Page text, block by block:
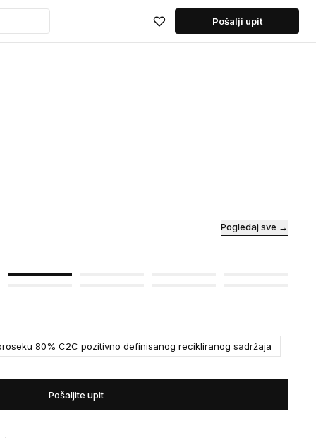
Pošalji upit
Pogledaj sve →
80% C2C pozitivno definisanog recikliranog sadržaja
Pošaljite upit